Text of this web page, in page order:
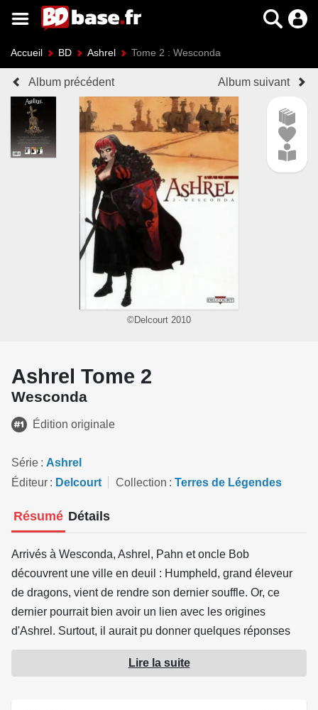
Accueil BD Ashrel Tome 2 : Wesconda
Album précédent Album suivant
©Delcourt 2010
Ashrel Tome 2
Wesconda
Édition originale
Série
Ashrel
Éditeur
Delcourt Collection Terres de Légendes
Résumé Détails
Arrivés à Wesconda, Ashrel, Pahn et oncle Bob
découvrent une ville en deuil : Humpheld, grand éleveur
de dragons, vient de rendre son dernier souffle. Or, ce
dernier pourrait bien avoir un lien avec les origines
d'Ashrel. Surtout, il aurait pu donner quelques réponses
sur le terrible don du garçon, celui de ressusciter les morts.
Une seule option s'offre à eux, encore faut-il qu'Ashrel
Lire la suite